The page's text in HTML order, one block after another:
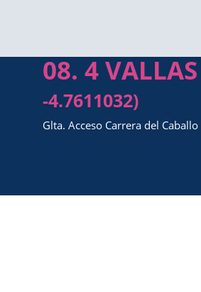
08. 4
-4.7611032)
Glta. Acceso Carrera del Caballo